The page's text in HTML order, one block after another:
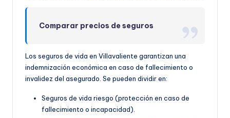
Comparar precios de seguros
Los seguros de vida en Villavaliente garantizan una
indemnización económica en caso de fallecimiento o
invalidez del asegurado. Se pueden dividir en:
Seguros de vida riesgo (protección en caso de
fallecimiento o incapacidad).